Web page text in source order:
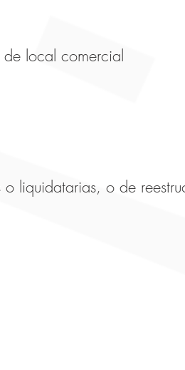
local comercial
liquidatarias, o de